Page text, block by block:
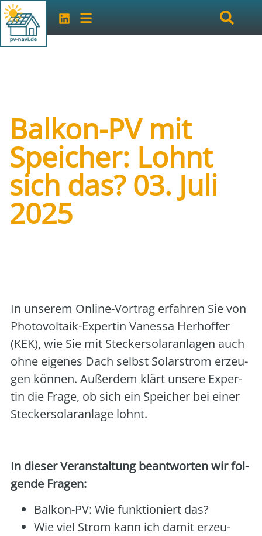
Balkon-PV mit
Speicher: Lohnt
sich das? 03. Juli
2025
In unse­rem Online-Vor­trag erfah­ren Sie von
Pho­to­vol­ta­ik-Exper­tin Vanes­sa Her­hof­fer
(KEK), wie Sie mit Ste­cker­so­lar­an­la­gen auch
ohne eige­nes Dach selbst Solar­strom erzeu­
gen kön­nen. Außer­dem klärt unse­re Exper­
tin die Fra­ge, ob sich ein Spei­cher bei einer
Ste­cker­so­lar­an­la­ge lohnt.
In die­ser Ver­an­stal­tung beant­wor­ten wir fol­
gen­de Fra­gen:
Bal­kon-PV: Wie funk­tio­niert das?
Wie viel Strom kann ich damit erzeu­